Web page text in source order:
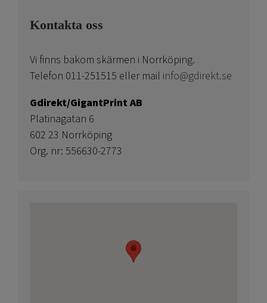
Kontakta oss
Vi finns bakom skärmen i Norrköping.
Telefon 011-251515 eller mail info@gdirekt.se
Gdirekt/GigantPrint AB
Platinagatan 6
602 23 Norrköping
Org. nr: 556630-2773